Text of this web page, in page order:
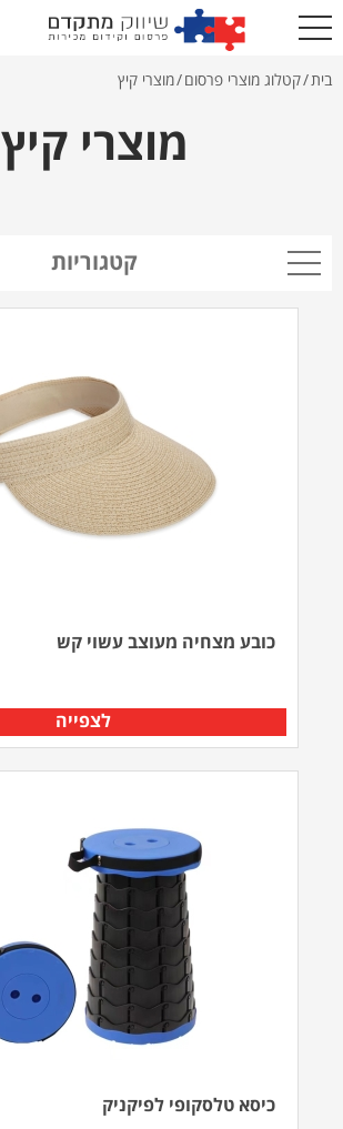
בית/קטלוג מוצרי פרסום/מוצרי קיץ
מוצרי קיץ
קטגוריות
כובע מצחיה מעוצב עשוי קש
לצפייה
כיסא טלסקופי לפיקניק